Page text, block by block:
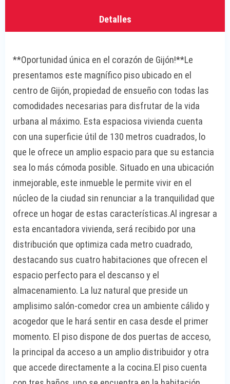
Detalles
**Oportunidad única en el corazón de Gijón!**Le
presentamos este magnífico piso ubicado en el
centro de Gijón, propiedad de ensueño con todas las
comodidades necesarias para disfrutar de la vida
urbana al máximo. Esta espaciosa vivienda cuenta
con una superficie útil de 130 metros cuadrados, lo
que le ofrece un amplio espacio para que su estancia
sea lo más cómoda posible. Situado en una ubicación
inmejorable, este inmueble le permite vivir en el
núcleo de la ciudad sin renunciar a la tranquilidad que
ofrece un hogar de estas características.Al ingresar a
esta encantadora vivienda, será recibido por una
distribución que optimiza cada metro cuadrado,
destacando sus cuatro habitaciones que ofrecen el
espacio perfecto para el descanso y el
almacenamiento. La luz natural que preside un
amplisimo salón-comedor crea un ambiente cálido y
acogedor que le hará sentir en casa desde el primer
momento. El piso dispone de dos puertas de acceso,
la principal da acceso a un amplio distribuidor y otra
que accede directamente a la cocina.El piso cuenta